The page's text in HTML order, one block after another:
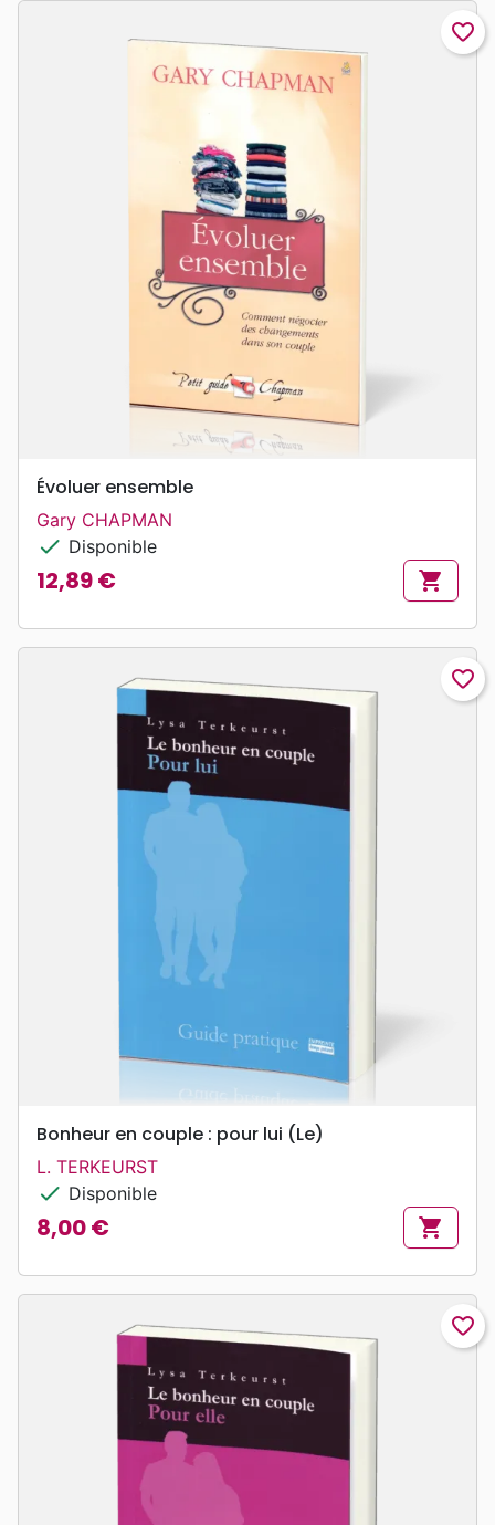
favorite_border
Évoluer ensemble
Gary CHAPMAN
check Disponible
Prix
12,89 € shopping_cart
favorite_border
Bonheur en couple : pour lui (Le)
L. TERKEURST
check Disponible
Prix
8,00 € shopping_cart
favorite_border